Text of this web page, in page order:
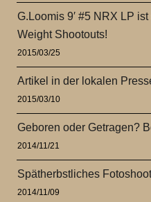
G.Loomis 9′ #5 NRX LP
Weight Shootouts!
2015/03/25
Artikel in der lokalen
2015/03/10
Geboren oder Getragen?
2014/11/21
Spätherbstliches
2014/11/09